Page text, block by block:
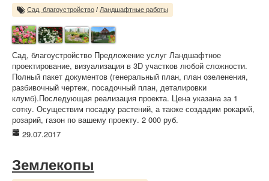
Сад, благоустройство / Ландшафтные работы
Сад, благоустройство Предложение услуг Ландшафтное
проектирование, визуализация в 3D участков любой сложности.
Полный пакет документов (генеральный план, план озеленения,
разбивочный чертеж, посадочный план, деталировки
клумб).Последующая реализация проекта. Цена указана за 1
сотку. Осуществим посадку растений, а также создадим рокарий,
розарий, газон по вашему проекту. 2 000 руб.
29.07.2017
Землекопы